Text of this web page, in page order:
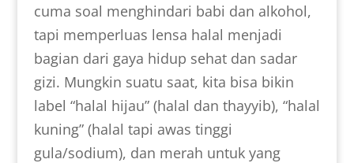
cuma soal menghindari babi dan alkohol,
tapi memperluas lensa halal menjadi
bagian dari gaya hidup sehat dan sadar
gizi. Mungkin suatu saat, kita bisa bikin
label “halal hijau” (halal dan thayyib), “halal
kuning” (halal tapi awas tinggi
gula/sodium), dan merah untuk yang